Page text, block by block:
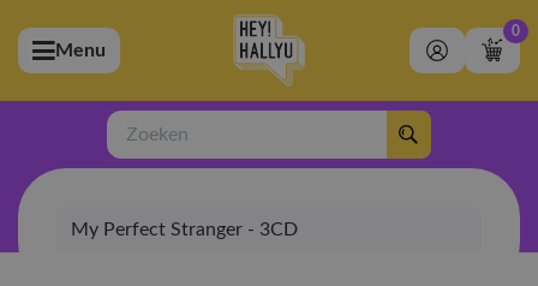
(Artiesten)
(Merchandise)
(Exclusive)
(Winkel)
Menu
0
Zoeken
My Perfect Stranger - 3CD